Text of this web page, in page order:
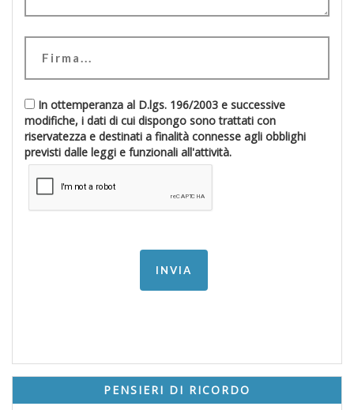
In ottemperanza al D.lgs. 196/2003 e successive
modifiche, i dati di cui dispongo sono trattati con
riservatezza e destinati a finalità connesse agli obblighi
previsti dalle leggi e funzionali all'attività.
PENSIERI DI RICORDO